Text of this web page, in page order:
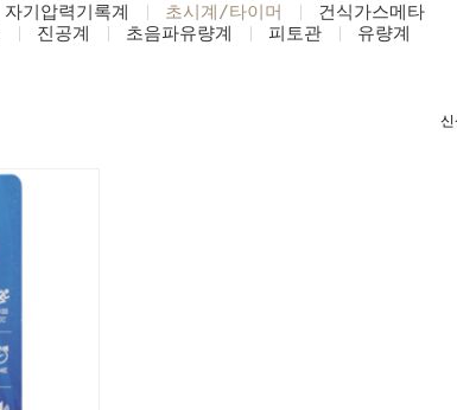
자기압력기록계 초시계/타이머
건식가스메타
진공계 초음파유량계 피토관 유량계